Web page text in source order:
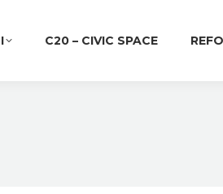
C20 – CIVIC SPACE